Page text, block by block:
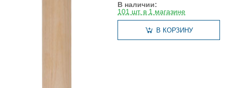
В наличии:
101 шт. в 1 магазине
В КОРЗИНУ